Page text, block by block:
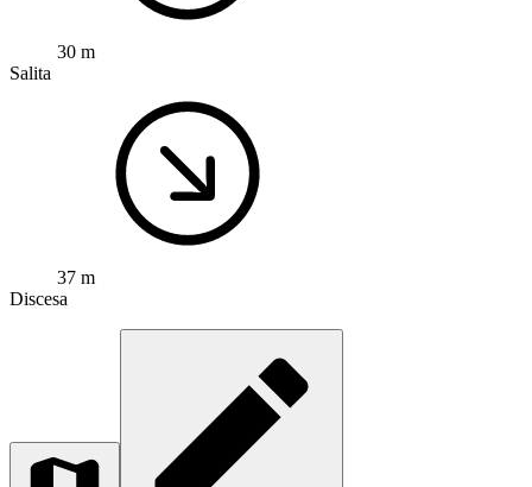
30 m
Salita
37 m
Discesa